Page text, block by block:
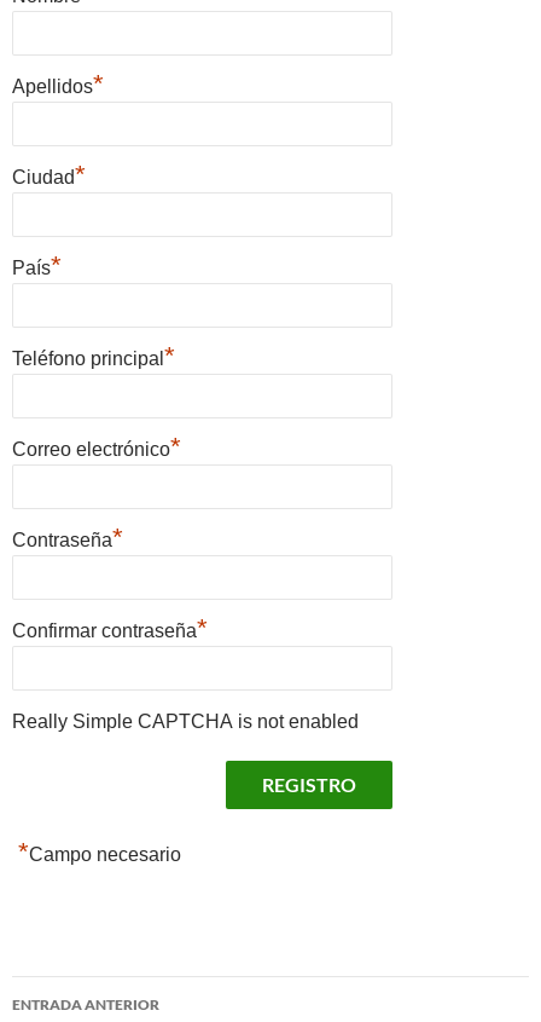
Apellidos*
Ciudad*
País*
Teléfono principal *
Correo electrónico*
Contraseña*
Confirmar contraseña*
Really Simple CAPTCHA is not enabled
*Campo necesario
Navegación
ENTRADA ANTERIOR